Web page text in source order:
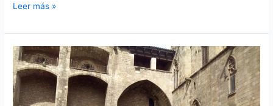
Factor
building
es
una
actividad
outdoor
Leer más »